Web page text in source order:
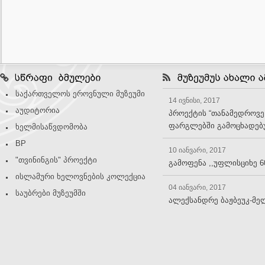
საქართველოს ეროვნული მუზეუმი
აუდიტორია
ხელმისაწვდომობა
BP
"თვინინგის" პროექტი
ისლამური ხელოვნების კოლექცია
საუბრები მუზეუმში
14 ივნისი, 2017
პროექტის
ფარგლებში
10 იანვარი, 2017
გამოფენა ,,უფლისციხე
04 იანვარი, 2017
ალექსანდრე ბაჟბეუკ-